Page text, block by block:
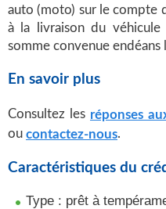
auto (moto) sur le compte
à la livraison du
somme convenue endéans
En savoir plus
Consultez les réponses
ou contactez-nous.
Caractéristiques du
Type : prêt à